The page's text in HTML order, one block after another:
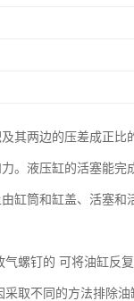
其两边的压差成正
。液压缸的活塞能
缸筒和缸盖、活塞
螺钉的 可将油缸反
取不同的方法排除油